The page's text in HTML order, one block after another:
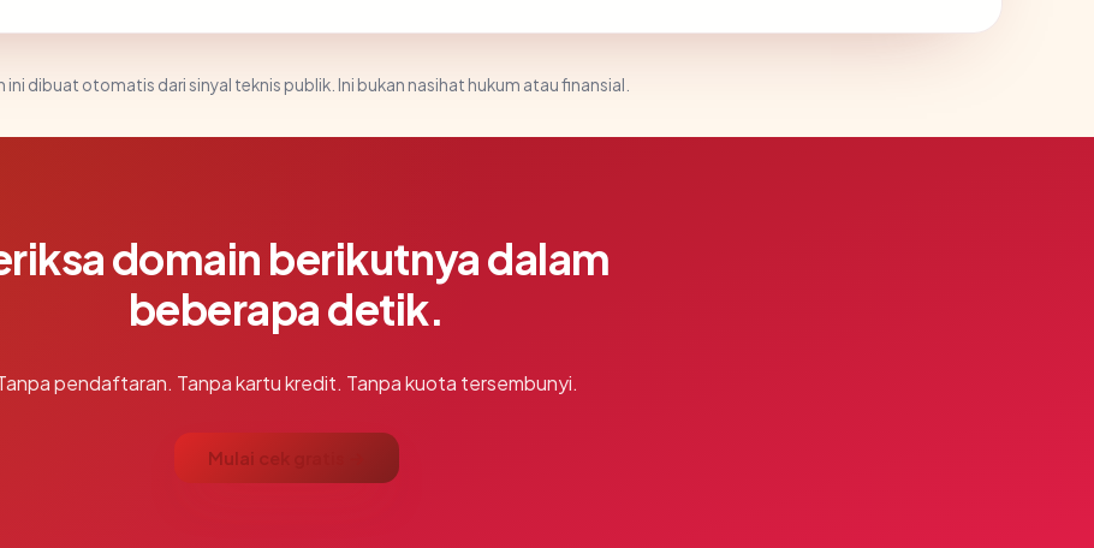
ini dibuat otomatis dari sinyal teknis publik. Ini bukan nasihat hukum atau finansial.
domain berikutnya dalam
beberapa detik.
pendaftaran. Tanpa kartu kredit. Tanpa kuota tersembunyi.
Mulai cek gratis →